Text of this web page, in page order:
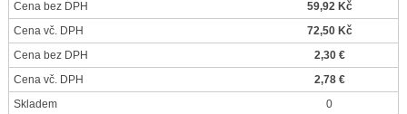
Cena bez DPH
59,92 Kč
Cena vč. DPH
72,50 Kč
Cena bez DPH
2,30 €
Cena vč. DPH
2,78 €
Skladem
0